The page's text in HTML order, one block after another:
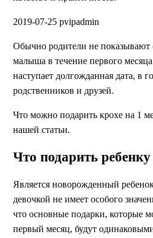
2019-07-25 pvipadmin
Обычно родители не показывают
малыша в течение первого
наступает долгожданная дата, в
родственников и друзей.
Что можно подарить крохе на 1
нашей статьи.
Что подарить
Является новорожденный
девочкой не имеет особого
что основные подарки, которые
первый месяц, будут